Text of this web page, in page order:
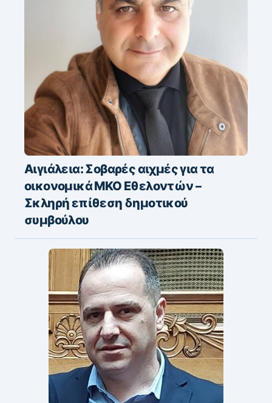
Αιγιάλεια: Σοβαρές αιχμές για τα
οικονομικά ΜΚΟ Εθελοντών –
Σκληρή επίθεση δημοτικού
συμβούλου